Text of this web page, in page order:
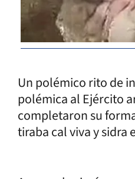
Un polémico rito de
polémica al Ejército
completaron su
tiraba cal viva y sidra